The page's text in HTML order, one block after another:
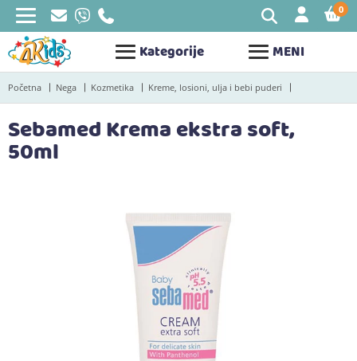
Kategorije MENI
0
Početna Nega Kozmetika Kreme, losioni, ulja i bebi puderi
Sebamed Krema ekstra soft,
50ml